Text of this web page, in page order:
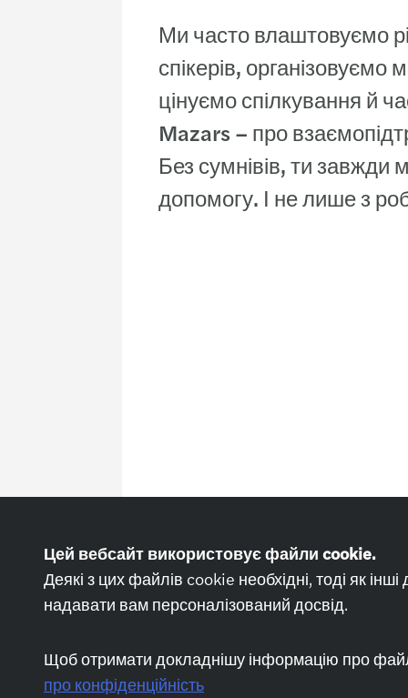
Ми часто влаштовуємо
спікерів,
цінуємо спілкування й
Mazars – про
Без сумнівів, ти
допомогу. І не лише з
Цей вебсайт використовує файли cookie.
Деякі з цих файлів cookie необхідні, тоді як
надавати вам персоналізований досвід.
Щоб отримати докладнішу інформацію про
про конфіденційність